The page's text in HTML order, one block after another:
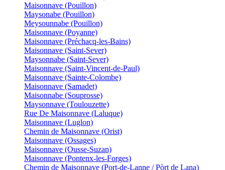
Maisonnave (Pouillon)
Maysonabe (Pouillon)
Meysounnabe (Pouillon)
Maisonnave (Poyanne)
Maisonnave (Préchacq-les-Bains)
Maisonnave (Saint-Sever)
Maysonnabe (Saint-Sever)
Maisonnave (Saint-Vincent-de-Paul)
Maisonnave (Sainte-Colombe)
Maisonnave (Samadet)
Maisonnabe (Souprosse)
Maysonnave (Toulouzette)
Rue De Maisonnave (Laluque)
Maisonnave (Luglon)
Chemin de Maisonnave (Orist)
Maisonnave (Ossages)
Maisonnave (Ousse-Suzan)
Maisonnave (Pontenx-les-Forges)
Chemin de Maisonnave (Port-de-Lanne / Pòrt de Lana)